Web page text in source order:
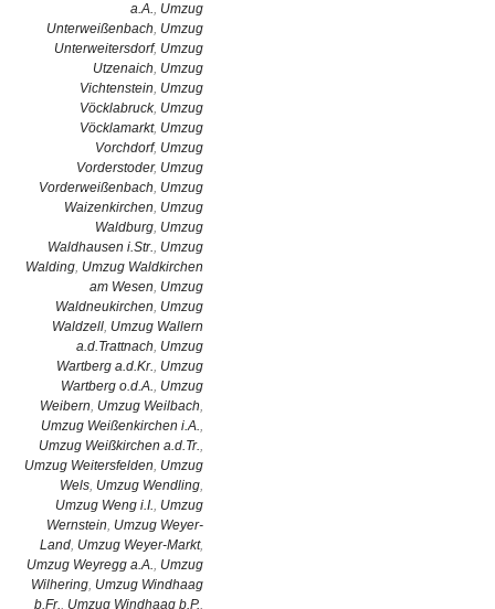
a.A., Umzug
Unterweißenbach, Umzug
Unterweitersdorf, Umzug
Utzenaich, Umzug
Vichtenstein, Umzug
Vöcklabruck, Umzug
Vöcklamarkt, Umzug
Vorchdorf, Umzug
Vorderstoder, Umzug
Vorderweißenbach, Umzug
Waizenkirchen, Umzug
Waldburg, Umzug
Waldhausen i.Str., Umzug
Walding, Umzug Waldkirchen
am Wesen, Umzug
Waldneukirchen, Umzug
Waldzell, Umzug Wallern
a.d.Trattnach, Umzug
Wartberg a.d.Kr., Umzug
Wartberg o.d.A., Umzug
Weibern, Umzug Weilbach,
Umzug Weißenkirchen i.A.,
Umzug Weißkirchen a.d.Tr.,
Umzug Weitersfelden, Umzug
Wels, Umzug Wendling,
Umzug Weng i.I., Umzug
Wernstein, Umzug Weyer-
Land, Umzug Weyer-Markt,
Umzug Weyregg a.A., Umzug
Wilhering, Umzug Windhaag
b.Fr., Umzug Windhaag b.P.,